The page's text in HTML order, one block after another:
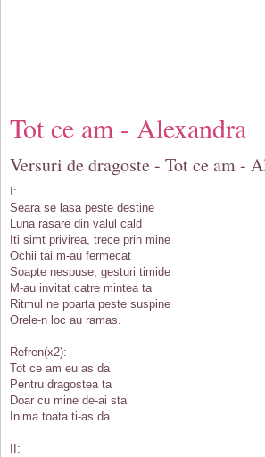
Tot ce am - Alexandra
Versuri de dragoste - Tot ce am -
I:
Seara se lasa peste destine
Luna rasare din valul cald
Iti simt privirea, trece prin mine
Ochii tai m-au fermecat
Soapte nespuse, gesturi timide
M-au invitat catre mintea ta
Ritmul ne poarta peste suspine
Orele-n loc au ramas.
Refren(x2):
Tot ce am eu as da
Pentru dragostea ta
Doar cu mine de-ai sta
Inima toata ti-as da.
II: